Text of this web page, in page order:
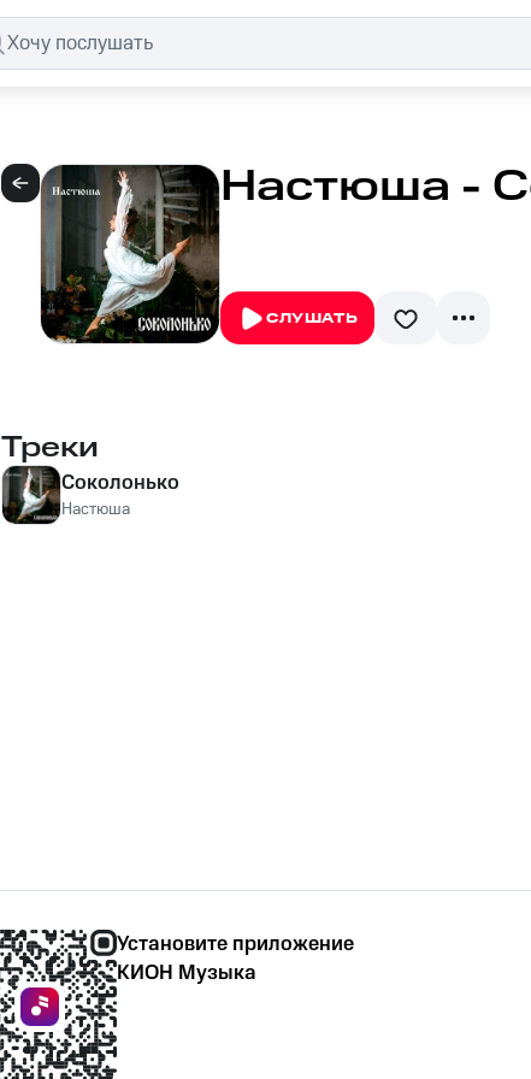
Настюша -
СЛУШАТЬ
Треки
Соколонько
Настюша
Установите приложение
КИОН Музыка